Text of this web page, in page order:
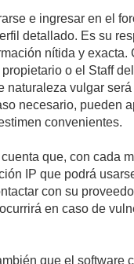
e ingresar en el
detallado. Es su
nítida y exacta.
o el Staff
naturaleza vulgar
necesario, pueden
convenientes.
que, con cada
IP que podrá
con su
en caso de
que el software